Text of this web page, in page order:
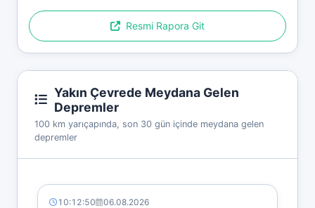
Resmi Rapora Git
Yakın Çevrede Meydana Gelen
Depremler
100 km yarıçapında, son 30 gün içinde meydana gelen
depremler
10:12:50 06.08.2026